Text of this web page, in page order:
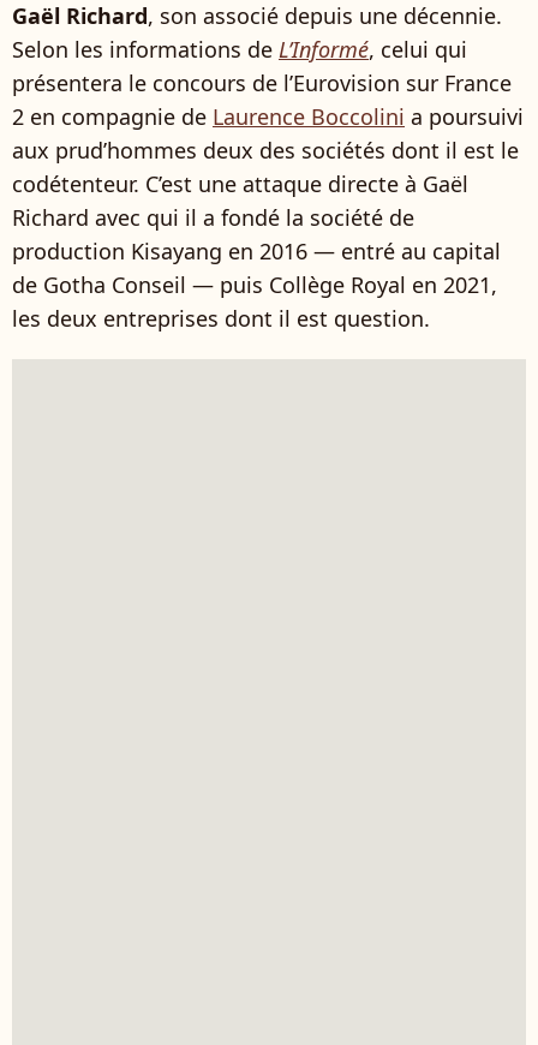
Gaël Richard, son associé depuis une décennie.
Selon les informations de L’Informé, celui qui
présentera le concours de l’Eurovision sur France
2 en compagnie de Laurence Boccolini a poursuivi
aux prud’hommes deux des sociétés dont il est le
codétenteur. C’est une attaque directe à Gaël
Richard avec qui il a fondé la société de
production Kisayang en 2016 — entré au capital
de Gotha Conseil — puis Collège Royal en 2021,
les deux entreprises dont il est question.